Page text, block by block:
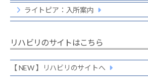
ライトピア：入所案内
リハビリのサイトはこちら
【 NEW 】リハビリのサイトへ